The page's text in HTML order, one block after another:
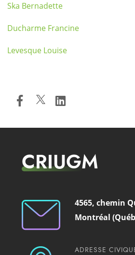
Ska Bernadette
Ducharme Francine
Levesque Louise
CRIUGM
4565, chemin
Montréal
ADRESSE